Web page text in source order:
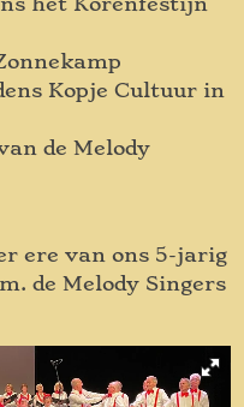
Kopje Cultuur in
de Melody
ere van ons 5-jarig
de Melody Singers